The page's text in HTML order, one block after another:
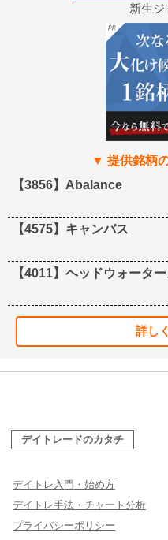
新生ジ
【3856】Abalance
【4575】キャンバス
【4011】ヘッドウォータ
詳し
デイトレードのカタチ
デイトレ入門・始め方
デイトレ手法・チャート分析
プライバシーポリシー